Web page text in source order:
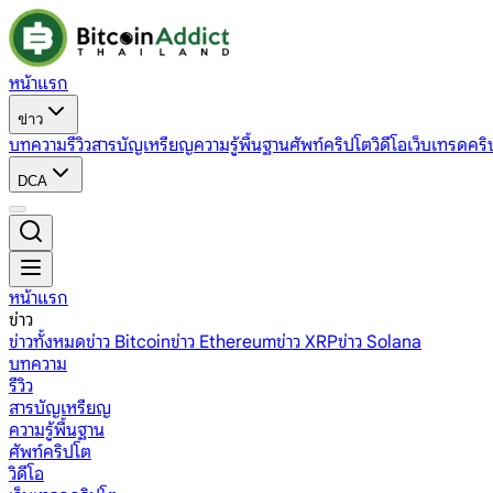
หน้าแรก
ข่าว
บทความรีวิวสารบัญเหรียญความรู้พื้นฐานศัพท์คริปโตวิดีโอเว็บเทรดค
DCA
หน้าแรก
ข่าว
ข่าวทั้งหมดข่าว Bitcoinข่าว Ethereumข่าว XRPข่าว Solana
บทความ
รีวิว
สารบัญเหรียญ
ความรู้พื้นฐาน
ศัพท์คริปโต
วิดีโอ